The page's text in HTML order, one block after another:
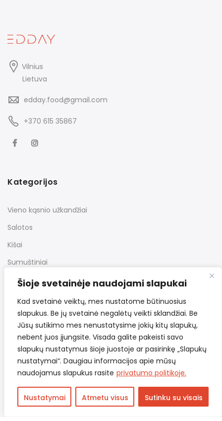
Šioje svetainėje naudojami slapukai
Kad svetainė veiktų, mes nustatome būtinuosius
slapukus. Be jų svetainė negalėtų veikti sklandžiai. Be
Jūsų sutikimo mes nenustatysime jokių kitų slapukų,
nebent juos įjungsite. Visada galite pakeisti savo
slapukų nustatymus šioje juostoje ar pasirinkę „Slapukų
nustatymai“. Daugiau informacijos apie mūsų
naudojamus slapukus rasite privatumo politikoje.
Nustatymai Atmetu visus Sutinku su visais
Vilnius
Lietuva
edday.food@gmail.com
+370 615 35867
Kategorijos
Vieno kąsnio užkandžiai
Salotos
Kišai
Sumuštiniai
Desertai
Kiti užkandžiai
Nuorodos
Bendrosios taisyklės
Privatumo politika